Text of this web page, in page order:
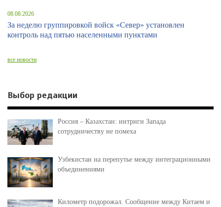
08.08.2026
За неделю группировкой войск «Север» установлен
контроль над пятью населенными пунктами
все новости
Выбор редакции
Россия – Казахстан: интриги Запада
сотрудничеству не помеха
Узбекистан на перепутье между интеграционными
объединениями
Километр подорожал. Сообщение между Китаем и